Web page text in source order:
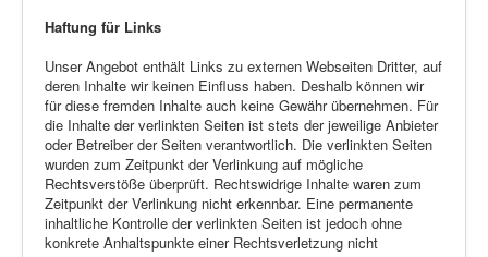
Haftung für Links
Unser Angebot enthält Links zu externen Webseiten Dritter, auf
deren Inhalte wir keinen Einfluss haben. Deshalb können wir
für diese fremden Inhalte auch keine Gewähr übernehmen. Für
die Inhalte der verlinkten Seiten ist stets der jeweilige Anbieter
oder Betreiber der Seiten verantwortlich. Die verlinkten Seiten
wurden zum Zeitpunkt der Verlinkung auf mögliche
Rechtsverstöße überprüft. Rechtswidrige Inhalte waren zum
Zeitpunkt der Verlinkung nicht erkennbar. Eine permanente
inhaltliche Kontrolle der verlinkten Seiten ist jedoch ohne
konkrete Anhaltspunkte einer Rechtsverletzung nicht